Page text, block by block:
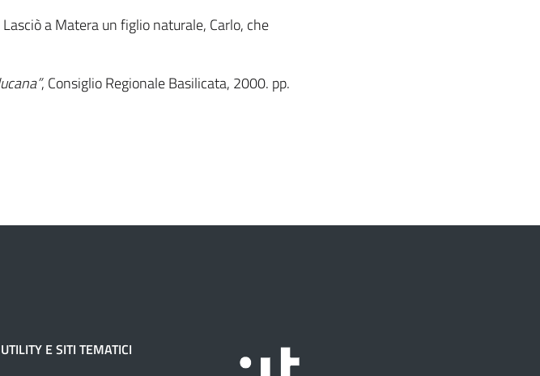
a Matera un figlio naturale, Carlo, che
, Consiglio Regionale Basilicata, 2000. pp.
UTILITY E SITI TEMATICI